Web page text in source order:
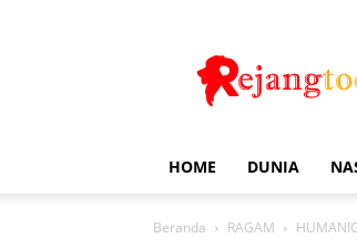
HOME DUNIA
Beranda RAGAM